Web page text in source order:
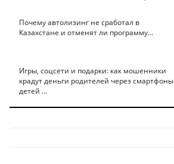
Почему автолизинг не сработал в
Казахстане и отменят ли программу...
Игры, соцсети и подарки: как мошенники
крадут деньги родителей через смартфоны
детей ...